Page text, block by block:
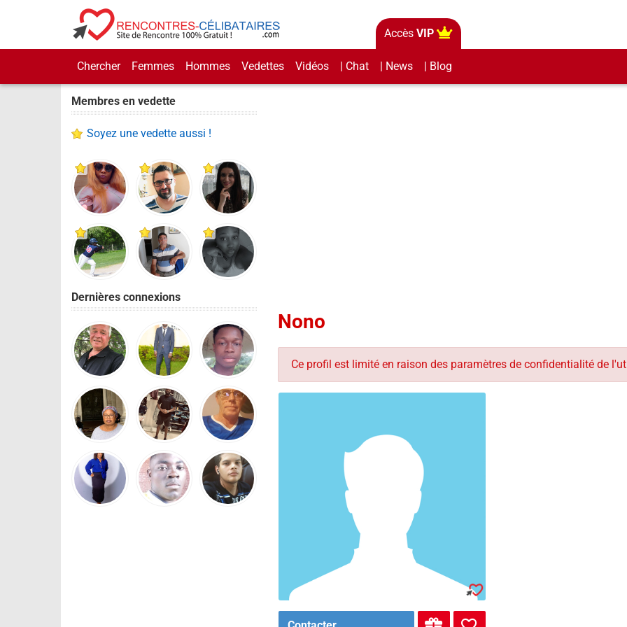
Accès VIP
Chercher Femmes Hommes Vedettes Vidéos | Chat | News | Blog
Membres en vedette
Soyez une vedette aussi !
Dernières connexions
Nono
Ce profil est limité en raison des paramètres de confidentialité de